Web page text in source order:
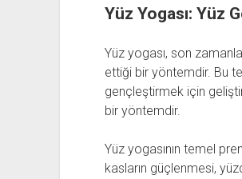
Yüz Yogası: Yüz
Yüz yogası, son
ettiği bir yöntemdir. Bu
gençleştirmek için
bir yöntemdir.
Yüz yogasının temel
kasların güçlenmesi,